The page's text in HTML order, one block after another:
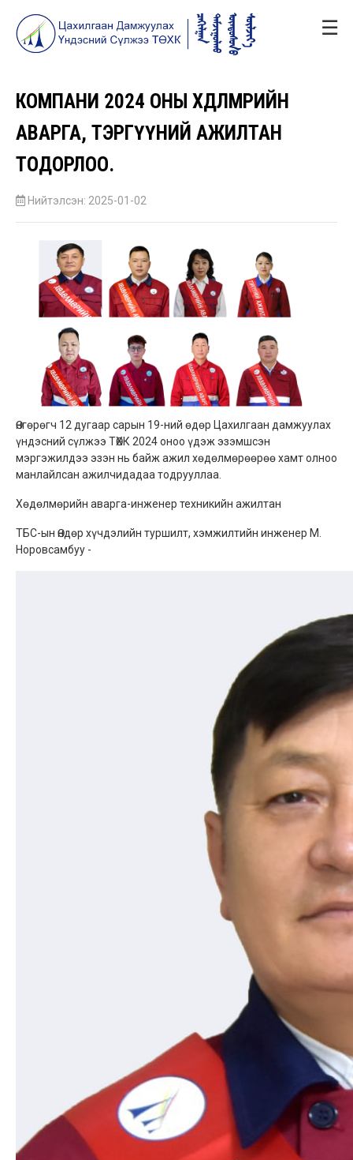
☰
КОМПАНИ 2024 ОНЫ ХӨДӨЛМӨРИЙН
АВАРГА, ТЭРГҮҮНИЙ АЖИЛТАН
ТОДОРЛОО.
Нийтэлсэн: 2025-01-02
Өнгөрөгч 12 дугаар сарын 19-ний өдөр Цахилгаан дамжуулах
үндэсний сүлжээ ТӨХК 2024 оноо үдэж эзэмшсэн
мэргэжилдээ эзэн нь байж ажил хөдөлмөрөөрөө хамт олноо
манлайлсан ажилчидадаа тодрууллаа.
Хөдөлмөрийн аварга-инженер техникийн ажилтан
ТБС-ын Өндөр хүчдэлийн туршилт, хэмжилтийн инженер М.
Норовсамбуу -